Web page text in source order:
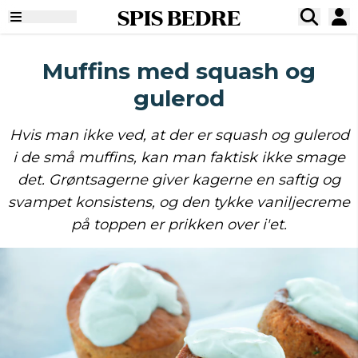
SPIS BEDRE
Muffins med squash og
gulerod
Hvis man ikke ved, at der er squash og gulerod
i de små muffins, kan man faktisk ikke smage
det. Grøntsagerne giver kagerne en saftig og
svampet konsistens, og den tykke vaniljecreme
på toppen er prikken over i'et.